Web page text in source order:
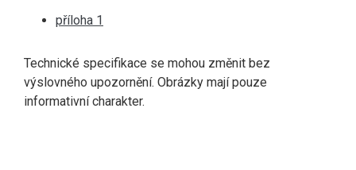
příloha 1
Technické specifikace se mohou změnit bez
výslovného upozornění. Obrázky mají pouze
informativní charakter.